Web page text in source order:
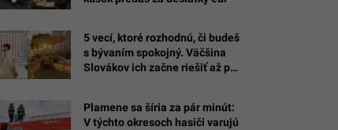
5 vecí, ktoré rozhodnú, či budeš
s bývaním spokojný. Väčšina
Slovákov ich začne riešiť až po
Plamene sa šíria za pár minút:
V týchto okresoch hasiči varujú